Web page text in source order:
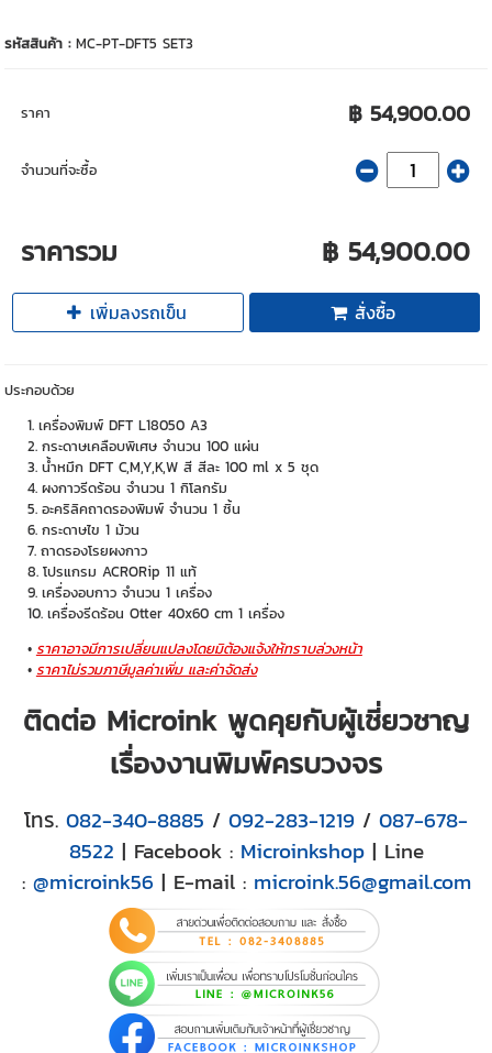
รหัสสินค้า :MC-PT-DFT5 SET3
ราคา ฿ 54,900.00
จำนวนที่จะซื้อ
ราคารวม ฿ 54,900.00
เพิ่มลงรถเข็น สั่งซื้อ
ประกอบด้วย
เครื่องพิมพ์ DFT L18050 A3
กระดาษเคลือบพิเศษ จำนวน 100 แผ่น
น้ำหมึก DFT C,M,Y,K,W สี สีละ 100 ml x 5 ชุด
ผงกาวรีดร้อน จำนวน 1 กิโลกรัม
อะคริลิคถาดรองพิมพ์ จำนวน 1 ชิ้น
กระดาษไข 1 ม้วน
ถาดรองโรยผงกาว
โปรแกรม ACRORip 11 แท้
เครื่องอบกาว จำนวน 1 เครื่อง
เครื่องรีดร้อน Otter 40x60 cm 1 เครื่อง
ราคาอาจมีการเปลี่ยนแปลงโดยมิต้องแจ้งให้ทราบล่วงหน้า
ราคาไม่รวมภาษีมูลค่าเพิ่ม และค่าจัดส่ง
ติดต่อ Microink พูดคุยกับผู้เชี่ยวชาญ
เรื่องงานพิมพ์ครบวงจร
โทร. 082-340-8885 / 092-283-1219 / 087-678-
8522 | Facebook : Microinkshop| Line
: @microink56 | E-mail : microink.56@gmail.com